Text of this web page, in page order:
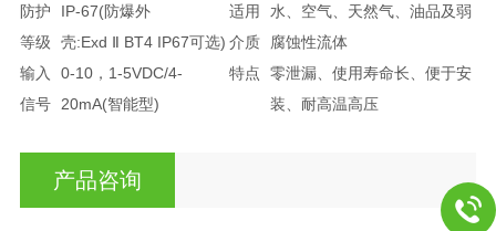
防护
等级
IP-67(防爆外
壳:Exd Ⅱ BT4 IP67可选)
适用
介质
水、空气、天然气、油品及弱
腐蚀性流体
输入
信号
0-10，1-5VDC/4-
20mA(智能型)
特点
零泄漏、使用寿命长、便于安
装、耐高温高压
产品咨询